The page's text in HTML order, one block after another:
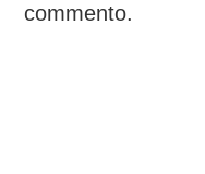
commento.